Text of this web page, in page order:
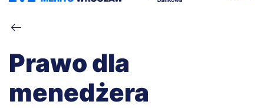
Ścieżka
nawigacyjna
Prawo dla
menedżera